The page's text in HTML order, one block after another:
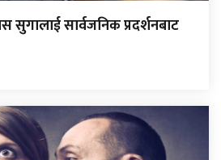
सुगालाई सार्वजनिक प्रदर्शनबाट